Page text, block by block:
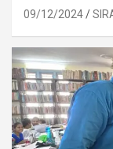
09/12/2024